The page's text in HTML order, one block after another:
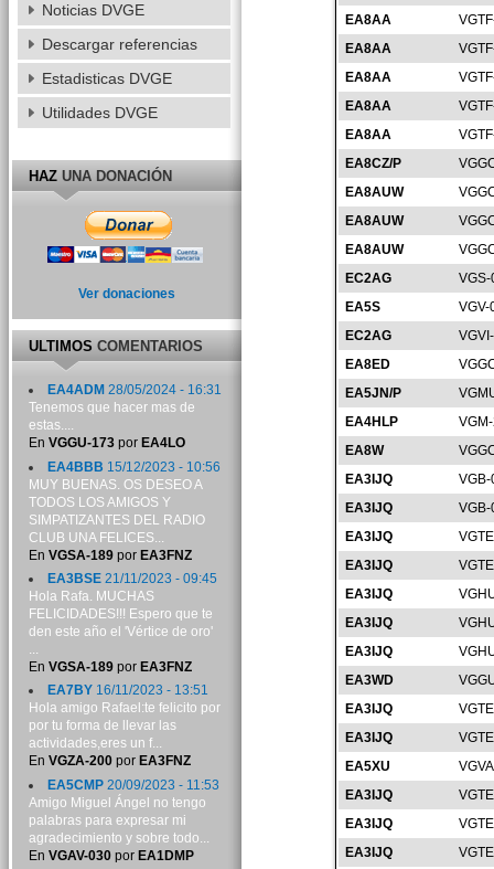
EA8AA
EA8AA
EA8AA
EA8AA
EA8AA
EA8CZ/P
EA8AUW
EA8AUW
EA8AUW
EC2AG
EA5S
VGV-
EC2AG
EA8ED
EA5JN/P
EA4HLP
EA8W
EA3IJQ
EA3IJQ
EA3IJQ
EA3IJQ
EA3IJQ
EA3IJQ
EA3IJQ
EA3WD
EA3IJQ
EA3IJQ
EA5XU
EA3IJQ
EA3IJQ
EA3IJQ
Noticias DVGE
Descargar referencias
Estadisticas DVGE
Utilidades DVGE
HAZUNA DONACIÓN
Ver donaciones
ULTIMOSCOMENTARIOS
EA4ADM 28/05/2024 - 16:31
Tenemos que hacer mas de
estas....
En VGGU-173por EA4LO
EA4BBB 15/12/2023 - 10:56
MUY BUENAS. OS DESEO A
TODOS LOS AMIGOS Y
SIMPATIZANTES DEL RADIO
CLUB UNA FELICES...
En VGSA-189por EA3FNZ
EA3BSE21/11/2023 - 09:45
Hola Rafa. MUCHAS
FELICIDADES!!! Espero que te
den este año el 'Vértice de oro'
...
En VGSA-189por EA3FNZ
EA7BY16/11/2023 - 13:51
Hola amigo Rafael:te felicito por
por tu forma de llevar las
actividades,eres un f...
En VGZA-200por EA3FNZ
EA5CMP20/09/2023 - 11:53
Amigo Miguel Ángel no tengo
palabras para expresar mi
agradecimiento y sobre todo...
En VGAV-030por EA1DMP